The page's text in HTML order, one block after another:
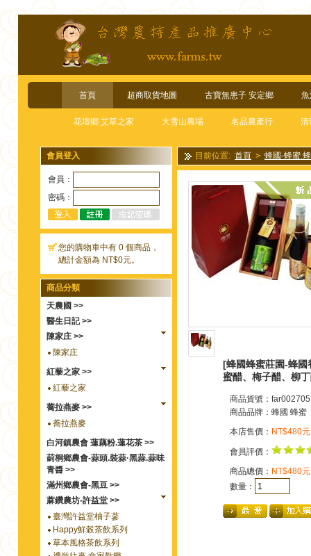
首頁 超商取貨地圖 古寶無患子 安定鄉
花壇鄉 艾草之家 大雪山農場 名品農產行 清
會員登入
會員：
密碼：
您的購物車中有 0 個商品，
總計金額為 NT$0元。
商品分類
天農國 >>
醫生日記 >>
陳家庄 >>
陳家庄
紅藜之家 >>
紅藜之家
蕎拉燕麥 >>
蕎拉燕麥
白河鎮農會 蓮藕粉.蓮花茶 >>
莿桐鄉農會-蒜頭.裝蒜·黑蒜.蒜味
青醬 >>
滿州鄉農會-黑豆 >>
蔴鑽農坊-許益堂 >>
臺灣許益堂柚子蔘
Happy鮮榖茶飲系列
草本風格茶飲系列
目前位置: 首頁 > 蜂國-蜂蜜.
(任選一罐)(訂單備註註明)(蜂
[蜂國蜂蜜莊園-蜂國
蜜醋、梅子醋、柳
商品貨號：far002705
商品品牌： 蜂國 蜂蜜
本店售價： NT$480元
會員評價：
商品總價： NT$480元
數量：